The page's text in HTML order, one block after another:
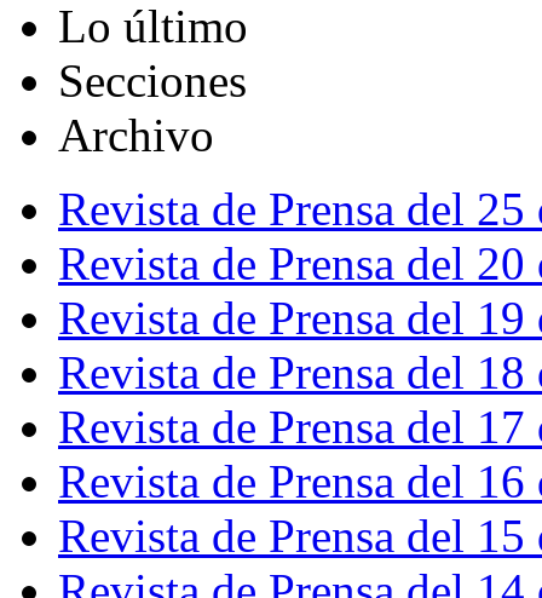
Lo último
Secciones
Archivo
Revista de Prensa del
Revista de Prensa del
Revista de Prensa del
Revista de Prensa del
Revista de Prensa del
Revista de Prensa del
Revista de Prensa del